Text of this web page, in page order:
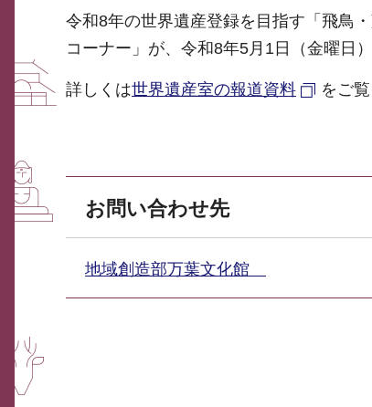
令和8年の世界遺産登録を目指す「飛鳥
コーナー」が、令和8年5月1日（金曜日
詳しくは世界遺産室の報道資料 をご覧
お問い合わせ先
地域創造部万葉文化館